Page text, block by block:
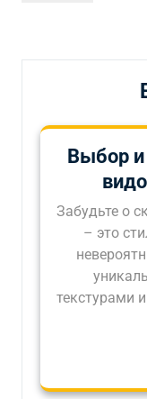
Выбор и
Забудьте о
– это
текстурами